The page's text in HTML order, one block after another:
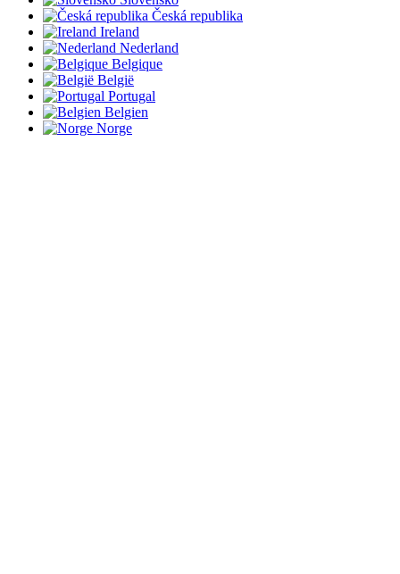
Česká republika
Ireland
Nederland
Belgique
België
Portugal
Belgien
Norge